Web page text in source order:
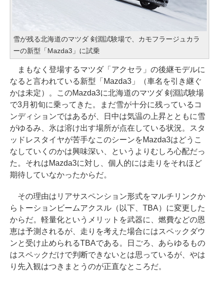
雪が残る北海道のマツダ 剣淵試験場で、カモフラージュカラ
ーの新型「Mazda3」に試乗
まもなく登場するマツダ「アクセラ」の後継モデルに
なると言われている新型「Mazda3」（車名を引き継ぐ
かは未定）。このMazda3に北海道のマツダ 剣淵試験場
で3月初旬に乗ってきた。まだ雪が十分に残っているコ
ンディションではあるが、日中は気温の上昇とともに雪
がゆるみ、氷は溶け出す場所が点在している状況。スタ
ッドレスタイヤが苦手なこのシーンをMazda3はどうこ
なしていくのかは興味深い、というよりむしろ心配だっ
た。それはMazda3に対し、個人的には走りをそれほど
期待していなかったからだ。
その理由はリアサスペンション形式をマルチリンクか
らトーションビームアクスル（以下、TBA）に変更した
からだ。軽量化というメリットを武器に、燃費などの恩
恵は予測されるが、走りを考えた場合にはスペックダウ
ンと受け止められるTBAである。日ごろ、あらゆるもの
はスペックだけで判断できないとは思っているが、やは
り先入観はつきまとうのが正直なところだ。